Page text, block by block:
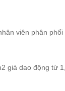
viên phân
giá dao động từ